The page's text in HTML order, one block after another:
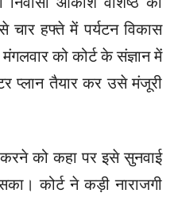
चार हफ्ते में पर्यटन विकास
को कोर्ट के संज्ञान में
प्लान तैयार कर उसे मंजूरी
को कहा पर इसे सुनवाई
कोर्ट ने कड़ी नाराजगी